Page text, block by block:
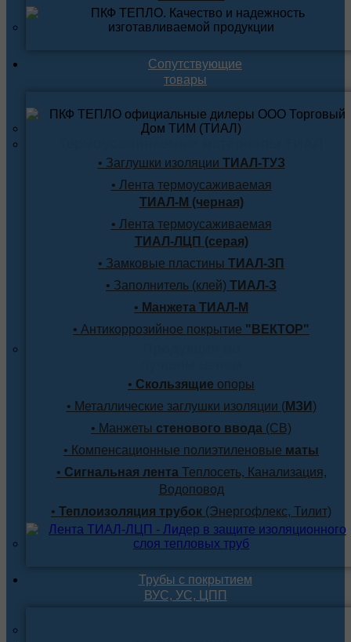
Сопутствующие
товары
• Заглушки изоляции ТИАЛ-ТУЗ
• Лента термоусаживаемая
ТИАЛ-М (черная)
• Лента термоусаживаемая
ТИАЛ-ЛЦП (серая)
• Замковые пластины ТИАЛ-ЗП
• Заполнитель (клей) ТИАЛ-З
• Манжета ТИАЛ-М
• Антикоррозийное покрытие "ВЕКТОР"
• Скользящие опоры
• Металлические заглушки изоляции (МЗИ )
• Манжеты стенового ввода (СВ)
• Компенсационные полиэтиленовые маты
• Сигнальная лентаТеплосеть, Канализация,
Водоповод
• Теплоизоляция трубок (Энергофлекс, Тилит)
Трубы с покрытием
ВУС, УС, ЦПП